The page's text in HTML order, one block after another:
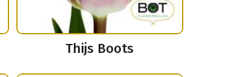
Thijs Boots